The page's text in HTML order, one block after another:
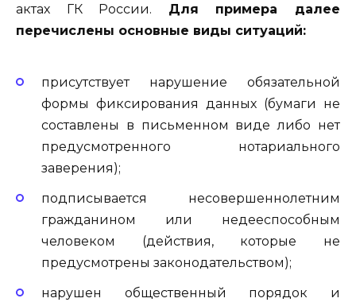
актах ГК России. Для примера далее
перечислены основные виды ситуаций:
присутствует нарушение обязательной
формы фиксирования данных (бумаги не
составлены в письменном виде либо нет
предусмотренного нотариального
заверения);
подписывается несовершеннолетним
гражданином или недееспособным
человеком (действия, которые не
предусмотрены законодательством);
нарушен общественный порядок и